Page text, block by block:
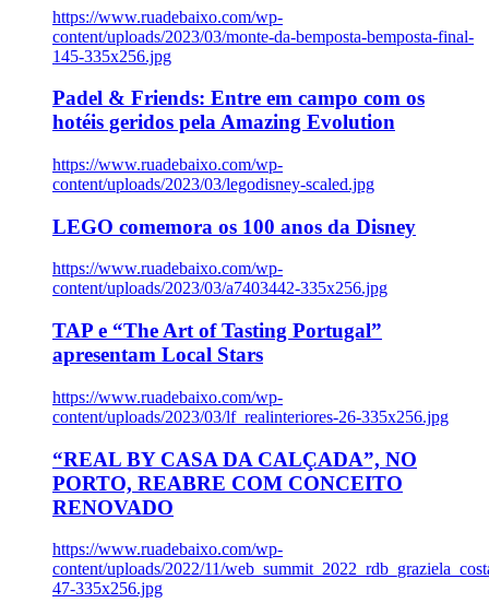
https://www.ruadebaixo.com/wp-
content/uploads/2023/03/monte-da-bemposta-bemposta-final-
145-335x256.jpg
Padel & Friends: Entre em campo com os
hotéis geridos pela Amazing Evolution
https://www.ruadebaixo.com/wp-
content/uploads/2023/03/legodisney-scaled.jpg
LEGO comemora os 100 anos da Disney
https://www.ruadebaixo.com/wp-
content/uploads/2023/03/a7403442-335x256.jpg
TAP e “The Art of Tasting Portugal”
apresentam Local Stars
https://www.ruadebaixo.com/wp-
content/uploads/2023/03/lf_realinteriores-26-335x256.jpg
“REAL BY CASA DA CALÇADA”, NO
PORTO, REABRE COM CONCEITO
RENOVADO
https://www.ruadebaixo.com/wp-
content/uploads/2022/11/
47-335x256.jpg